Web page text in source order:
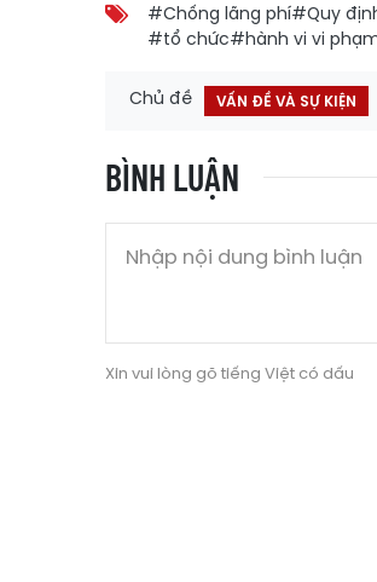
#Chống lãng phí#Quy
#tổ chức#hành vi vi
Chủ đề VẤN ĐỀ VÀ SỰ KIỆN
BÌNH LUẬN
Xin vui lòng gõ tiếng Việt có dấu